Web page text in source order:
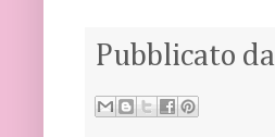
Pubblicato da